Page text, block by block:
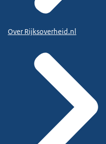
Over Rijksoverheid.nl